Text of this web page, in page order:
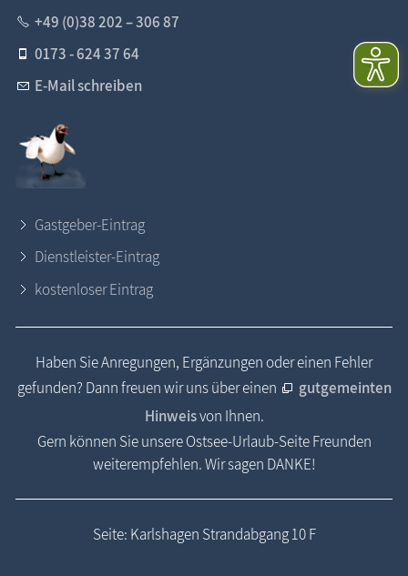
+49 (0)38 202 – 306 87
0173 - 624 37 64
E-Mail schreiben
Gastgeber-Eintrag
Dienstleister-Eintrag
kostenloser Eintrag
Haben Sie Anregungen, Ergänzungen oder einen Fehler
gefunden? Dann freuen wir uns über einen
gutgemeinten
Hinweisvon Ihnen.
Gern können Sie unsere Ostsee-Urlaub-Seite Freunden
weiterempfehlen. Wir sagen DANKE!
Seite: Karlshagen Strandabgang 10 F